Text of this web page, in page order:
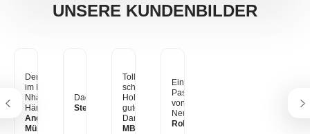
UNSERE KUNDENBILDER
Der Ho-Chi-Minh-Pfad
im Nationalpark Phong-
Nha-Ke-Bang, Vietnam.
Hängt am Esstisch.
Angelina & Sergej aus
München
Dades-Tal, Marrokko
Stefan aus Zürich
Tolles s/w Foto in einem
schwarzen
Holzrahmen. Super
gute Qualität! Vielen
Dank myposter
MB aus Frankfurt
Ein gerahmtes Bild mit
Passepartout. Ein Motiv
von meiner
Neuseeland Reise.
Robert Schäfer